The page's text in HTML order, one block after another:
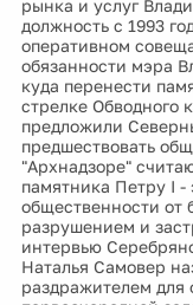
рынка и услуг
должность с 1993
оперативном
обязанности мэра
куда перенести
стрелке Обводного
предложили
предшествовать
"Архнадзоре"
памятника Петру I -
общественности от
разрушением и
интервью
Наталья Самовер
раздражителем для